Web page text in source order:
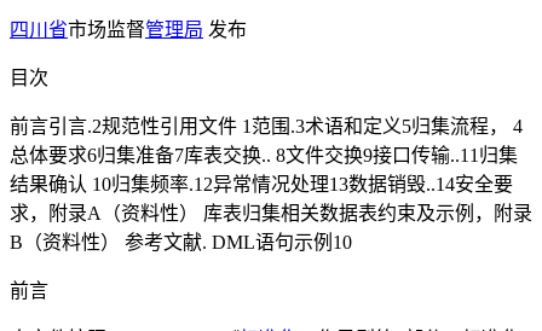
四川省市场监督管理局 发布
目次
前言引言.2规范性引用文件 1范围.3术语和定义5归集流程， 4
总体要求6归集准备7库表交换.. 8文件交换9接口传输..11归集
结果确认 10归集频率.12异常情况处理13数据销毁..14安全要
求，附录A（资料性） 库表归集相关数据表约束及示例，附录
B（资料性） 参考文献. DML语句示例10
前言